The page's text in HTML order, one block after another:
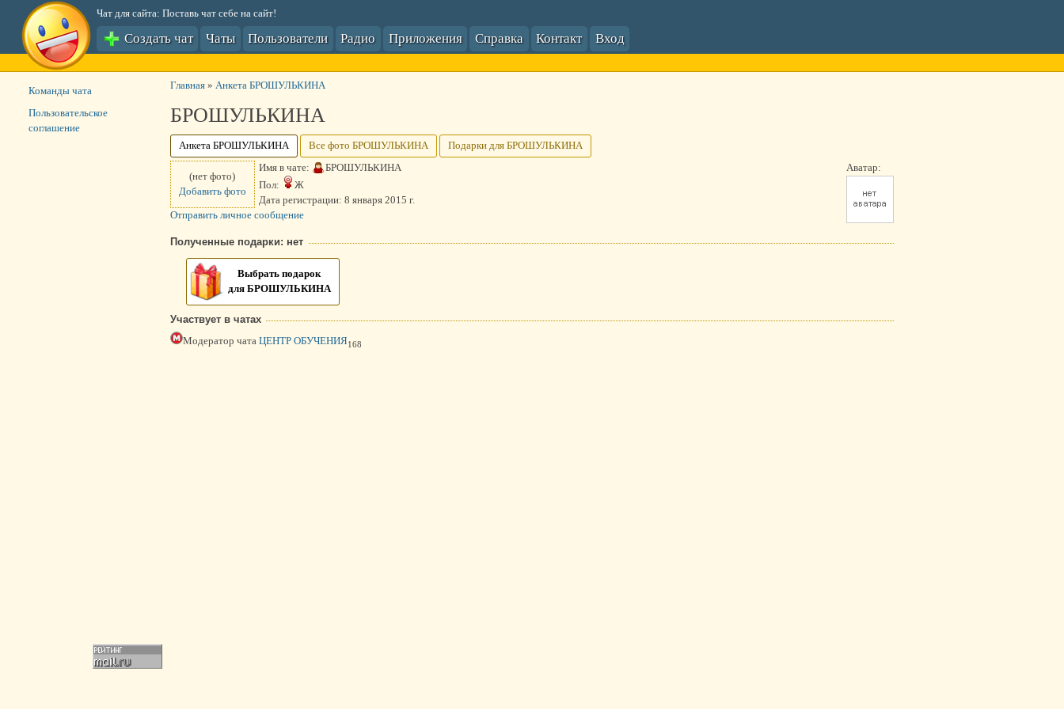
Чат для сайта: Поставь чат себе на сайт!
Создать чат Чаты Пользователи Радио Приложения Справка Контакт Вход
Главная» Анкета БРОШУЛЬКИНА
БРОШУЛЬКИНА
Анкета БРОШУЛЬКИНА Все фото БРОШУЛЬКИНА
Подарки для БРОШУЛЬКИНА
Аватар:
(нет фото)
Добавить фото
Имя в чате:
БРОШУЛЬКИНА
Пол:
Ж
Дата регистрации: 8 января 2015 г.
Отправить личное сообщение
Полученные подарки: нет
Выбрать подарок
для БРОШУЛЬКИНА
Участвует в чатах
Модератор чата ЦЕНТР ОБУЧЕНИЯ168
Команды чата
Пользовательское
соглашение